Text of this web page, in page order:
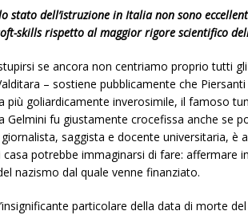
stato dell’istruzione in Italia non sono
skills rispetto al maggior rigore scientifico
se ancora non centriamo proprio tutti
– sostiene pubblicamente che
più goliardicamente inverosimile, il famoso
Gelmini fu giustamente crocefissa anche se
saggista e docente universitaria, è
casa potrebbe immaginarsi di fare: affermare
nazismo dal quale venne finanziato.
particolare della data di morte